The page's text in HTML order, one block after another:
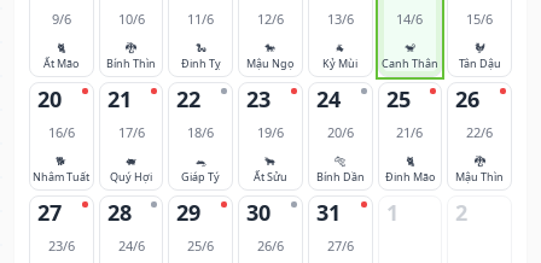
9/6
🐈
Ất Mão
10/6
🐉
Bính Thìn
11/6
🐍
Đinh Tỵ
12/6
🐎
Mậu Ngọ
13/6
🐐
Kỷ Mùi
14/6
🐒
Canh Thân
15/6
🐓
Tân Dậu
20
16/6
🐕
Nhâm Tuất
21
17/6
🐖
Quý Hợi
22
18/6
🐀
Giáp Tý
23
19/6
🐂
Ất Sửu
24
20/6
🐅
Bính Dần
25
21/6
🐈
Đinh Mão
26
22/6
🐉
Mậu Thìn
27
23/6
28
24/6
29
25/6
30
26/6
31
27/6
1 2